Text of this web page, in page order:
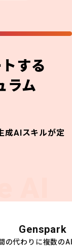
する
ラム
成AIスキルが定
AI
Genspark
の代わりに複数の